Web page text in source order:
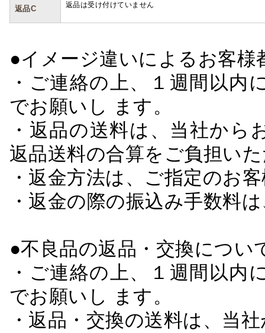
返品C 返品は受け付けていません
●イメージ違いによるお客
・ご連絡の上、１週間以
でお願いし ます。
・返品の送料は、当社か
返品送料の合算をご負担い
・返金方法は、ご指定のお
・返金の際の振込み手数料
●不良品の返品・交換につい
・ご連絡の上、１週間以
でお願いし ます。
・返品・交換の送料は、当